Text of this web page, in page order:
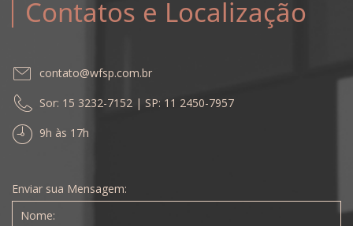
Contatos e Localização
contato@wfsp.com.br
Sor: 15 3232-7152 | SP: 11 2450-7957
9h às 17h
Enviar sua Mensagem: